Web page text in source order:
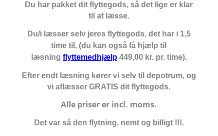
Du har pakket dit flyttegods, så det lige er klar
til at læsse.
Du/i læsser selv jeres flyttegods, det har i 1,5
time til, (du kan også få hjælp til
læsning flyttemedhjælp 449,00 kr. pr. time).
Efter endt læsning kører vi selv til depotrum, og
vi aflæsser GRATIS dit flyttegods.
Alle priser er incl. moms.
Det var så den flytning, nemt og billigt !!!.